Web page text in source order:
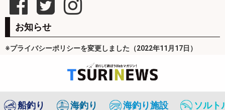
お知らせ
※プライバシーポリシーを変更しました（2022年11月17日）
船釣り 海釣り 海釣り施設 ソルト